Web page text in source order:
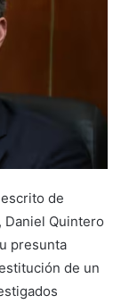
de
Daniel Quintero
presunta
de un